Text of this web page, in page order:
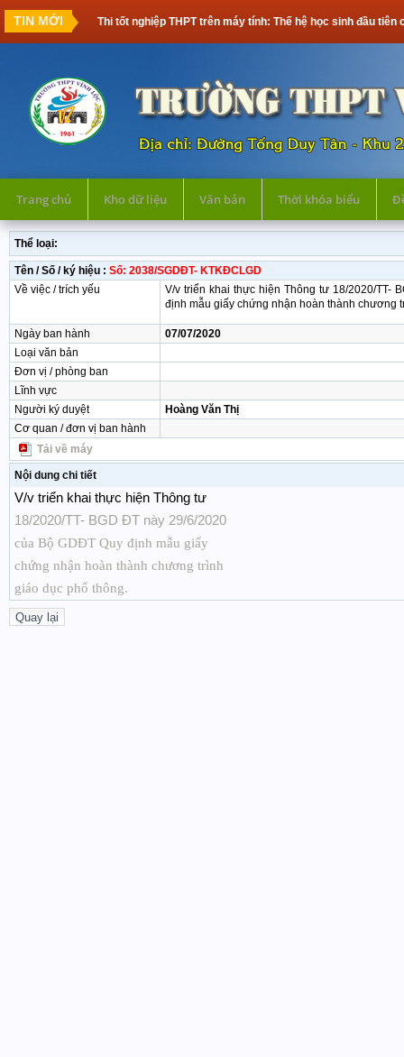
TIN MỚI Thi tốt nghiệp THPT trên máy tính: Thế hệ học sinh đầu tiên cần
Trang chủ Kho dữ liệu Văn bản Thời khóa biểu
Thể loại:
Tên / Số / ký hiệu : Số: 2038/SGDĐT- KTKĐCLGD
Về việc / trích yếu
V/v triển khai thực hiện Thông tư 18/2020/TT-
định mẫu giấy chứng nhận hoàn thành chương
Ngày ban hành
07/07/2020
Loại văn bản
Đơn vị / phòng ban
Lĩnh vực
Người ký duyệt
Hoàng Văn Thị
Cơ quan / đơn vị ban hành
Tải về máy
Nội dung chi tiết
V/v triển khai thực hiện Thông tư
18/2020/TT- BGD ĐT này 29/6/2020
của Bộ GDĐT Quy định mẫu giấy
chứng nhận hoàn thành chương trình
giáo dục phổ thông.